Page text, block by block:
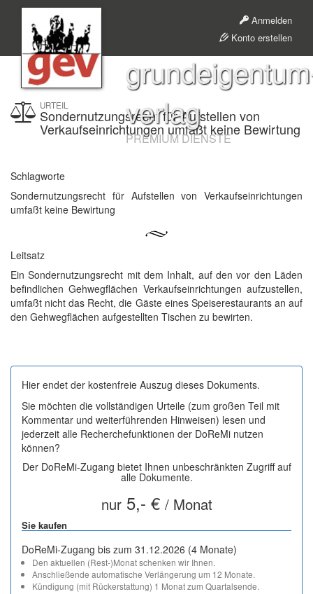
Anmelden
Konto erstellen
verlag
PREMIUM DIENSTE
URTEIL
Sondernutzungsrecht für Aufstellen von
Verkaufseinrichtungen umfaßt keine Bewirtung
Schlagworte
Sondernutzungsrecht für Aufstellen von Verkaufseinrichtungen
umfaßt keine Bewirtung
Leitsatz
Ein Sondernutzungsrecht mit dem Inhalt, auf den vor den Läden
befindlichen Gehwegflächen Verkaufseinrichtungen aufzustellen,
umfaßt nicht das Recht, die Gäste eines Speiserestaurants an auf
den Gehwegflächen aufgestellten Tischen zu bewirten.
Hier endet der kostenfreie Auszug dieses Dokuments.
Sie möchten die vollständigen Urteile (zum großen Teil mit
Kommentar und weiterführenden Hinweisen) lesen und
jederzeit alle Recherchefunktionen der DoReMi nutzen
können?
Der DoReMi-Zugang bietet Ihnen unbeschränkten Zugriff auf
alle Dokumente.
nur5,- € / Monat
Sie kaufen
DoReMi-Zugang bis zum 31.12.2026 (4 Monate)
Den aktuellen (Rest-)Monat schenken wir Ihnen.
Anschließende automatische Verlängerung um 12 Monate.
Kündigung (mit Rückerstattung) 1 Monat zum Quartalsende.